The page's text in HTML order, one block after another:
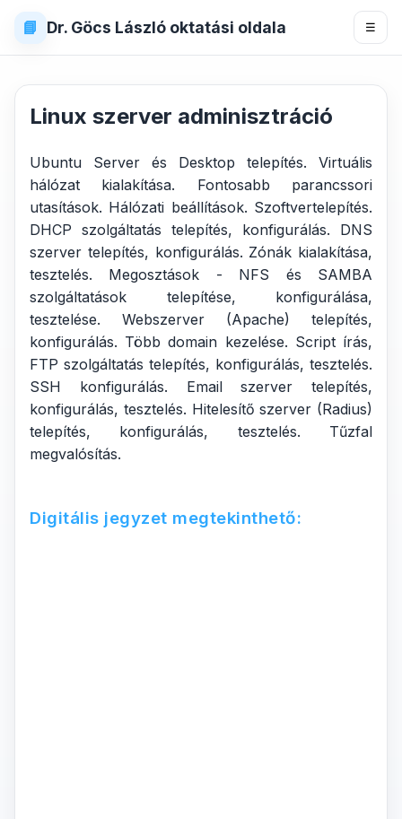
📘 Dr. Göcs László oktatási oldala ☰
Linux szerver adminisztráció
Ubuntu Server és Desktop telepítés. Virtuális
hálózat kialakítása. Fontosabb parancssori
utasítások. Hálózati beállítások. Szoftvertelepítés.
DHCP szolgáltatás telepítés, konfigurálás. DNS
szerver telepítés, konfigurálás. Zónák kialakítása,
tesztelés. Megosztások - NFS és SAMBA
szolgáltatások telepítése, konfigurálása,
tesztelése. Webszerver (Apache) telepítés,
konfigurálás. Több domain kezelése. Script írás,
FTP szolgáltatás telepítés, konfigurálás, tesztelés.
SSH konfigurálás. Email szerver telepítés,
konfigurálás, tesztelés. Hitelesítő szerver (Radius)
telepítés, konfigurálás, tesztelés. Tűzfal
megvalósítás.
Digitális jegyzet megtekinthető: